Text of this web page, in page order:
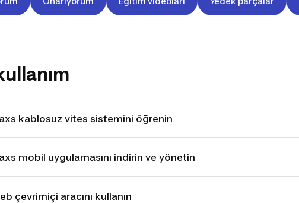
kablosuz vites sistemini öğrenin
mobil uygulamasını indirin ve yönetin
çevrimiçi aracını kullanın